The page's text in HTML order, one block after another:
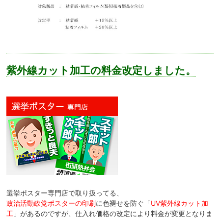
紫外線カット加工の料金改定しました。
選挙ポスター専門店で取り扱ってる、
政治活動政党ポスターの印刷に色褪せを防ぐ「UV紫外線カット加
工 」があるのですが、仕入れ価格の改定により料金が変更となりま